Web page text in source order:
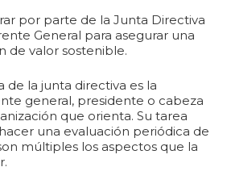
por parte de la Junta Directiva
General para asegurar una
de valor sostenible.
de la junta directiva es la
general, presidente o cabeza
que orienta. Su tarea
una evaluación periódica de
múltiples los aspectos que la